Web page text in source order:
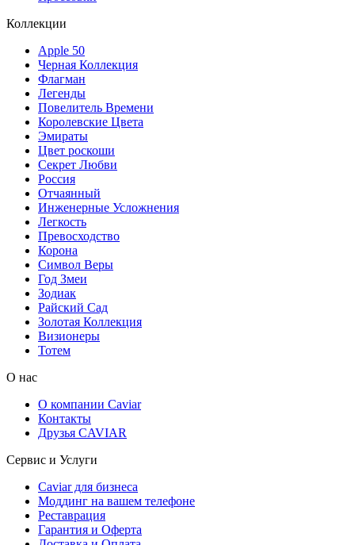
Коллекции
Apple 50
Черная Коллекция
Флагман
Легенды
Повелитель Времени
Королевские Цвета
Эмираты
Цвет роскоши
Секрет Любви
Россия
Отчаянный
Инженерные Усложнения
Легкость
Превосходство
Корона
Символ Веры
Год Змеи
Зодиак
Райский Сад
Золотая Коллекция
Визионеры
Тотем
О нас
О компании Caviar
Контакты
Друзья CAVIAR
Сервис и Услуги
Caviar для бизнеса
Моддинг на вашем телефоне
Реставрация
Гарантия и Оферта